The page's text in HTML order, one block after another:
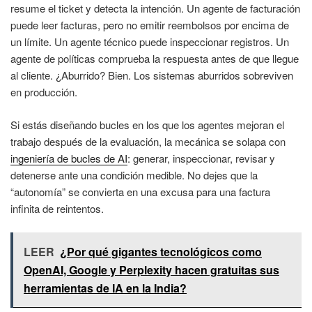
resume el ticket y detecta la intención. Un agente de facturación
puede leer facturas, pero no emitir reembolsos por encima de
un límite. Un agente técnico puede inspeccionar registros. Un
agente de políticas comprueba la respuesta antes de que llegue
al cliente. ¿Aburrido? Bien. Los sistemas aburridos sobreviven
en producción.
Si estás diseñando bucles en los que los agentes mejoran el
trabajo después de la evaluación, la mecánica se solapa con
ingeniería de bucles de AI: generar, inspeccionar, revisar y
detenerse ante una condición medible. No dejes que la
“autonomía” se convierta en una excusa para una factura
infinita de reintentos.
LEER ¿Por qué gigantes tecnológicos como
OpenAI, Google y Perplexity hacen gratuitas sus
herramientas de IA en la India?